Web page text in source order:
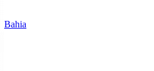
Bahia